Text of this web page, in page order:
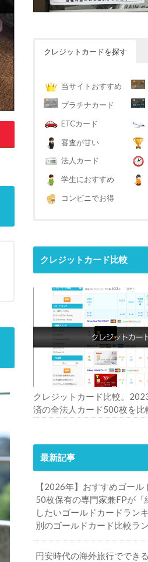
クレジットカードを探す
当サイトおすすめ
プラチナカード
ETCカード
審査が甘い
法人カード
学生におすすめ
コンビニでお得
クレジットカード比較
クレジットカード比較。
済の全法人カード500枚を比
最新記事
【2026年】おすすめゴール
50枚保有の専門家兼FPが「
したいゴールドカードラン
別のゴールドカード比較ラ
円安時代の海外旅行ででき